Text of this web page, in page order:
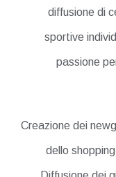
diffusione di
sportive
passione
Creazione dei
dello